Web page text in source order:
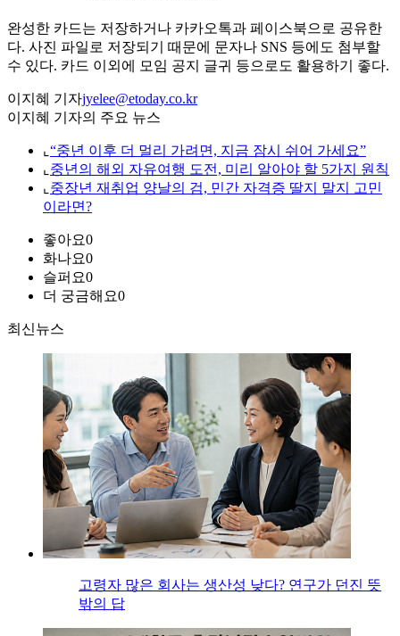
완성한 카드는 저장하거나 카카오톡과 페이스북으로 공유한
다. 사진 파일로 저장되기 때문에 문자나 SNS 등에도 첨부할
수 있다. 카드 이외에 모임 공지 글귀 등으로도 활용하기 좋다.
이지혜 기자jyelee@etoday.co.kr
이지혜 기자의 주요 뉴스
⌞ “중년 이후 더 멀리 가려면, 지금 잠시 쉬어 가세요”
⌞ 중년의 해외 자유여행 도전, 미리 알아야 할 5가지 원칙
⌞ 중장년 재취업 양날의 검, 민간 자격증 딸지 말지 고민
이라면?
좋아요0
화나요0
슬퍼요0
더 궁금해요0
최신뉴스
고령자 많은 회사는 생산성 낮다? 연구가 던진 뜻
밖의 답